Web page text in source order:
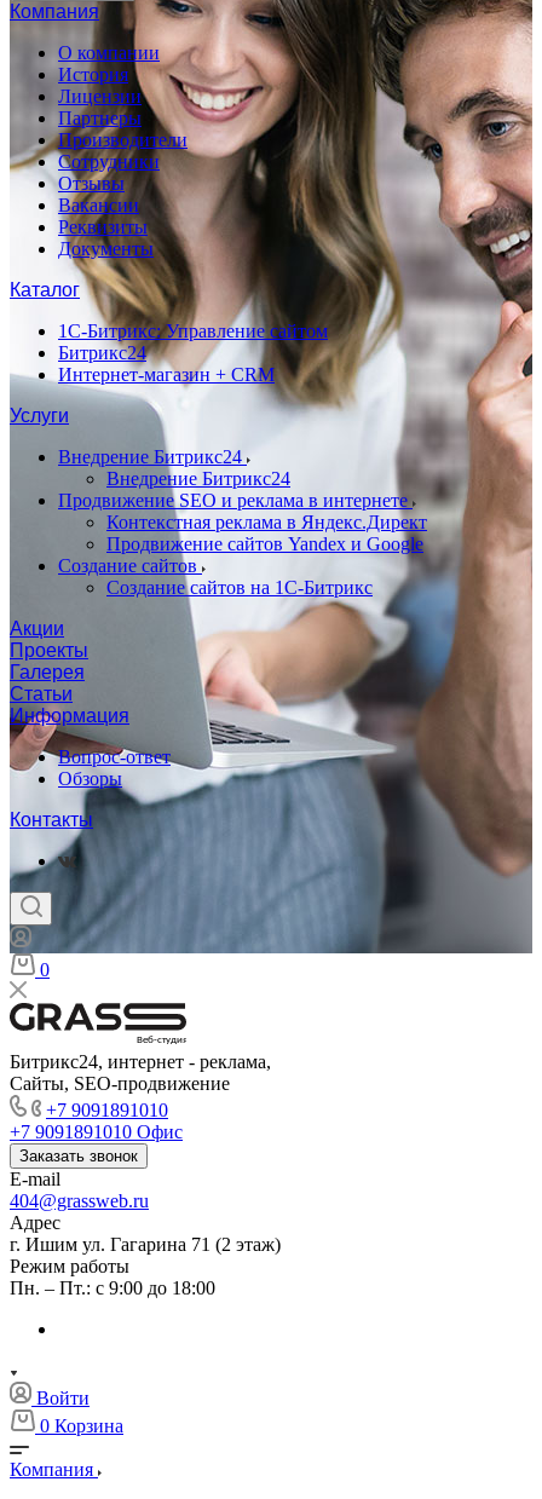
Компания
О компании
История
Лицензии
Партнеры
Производители
Сотрудники
Отзывы
Вакансии
Реквизиты
Документы
Каталог
1С-Битрикс: Управление сайтом
Битрикс24
Интернет-магазин + CRM
Услуги
Внедрение Битрикс24
Внедрение Битрикс24
Продвижение SEO и реклама в интернете
Контекстная реклама в Яндекс.Директ
Продвижение сайтов Yandex и Google
Создание сайтов
Создание сайтов на 1С-Битрикс
Акции
Проекты
Галерея
Статьи
Информация
Вопрос-ответ
Обзоры
Контакты
0
Веб-студия
Битрикс24, интернет - реклама,
Сайты, SEO-продвижение
+7 9091891010
+7 9091891010 Офис
Заказать звонок
E-mail
404@grassweb.ru
Адрес
г. Ишим ул. Гагарина 71 (2 этаж)
Режим работы
Пн. – Пт.: с 9:00 до 18:00
Войти
0 Корзина
Компания